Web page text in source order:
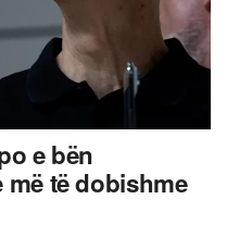
e bën
të dobishme